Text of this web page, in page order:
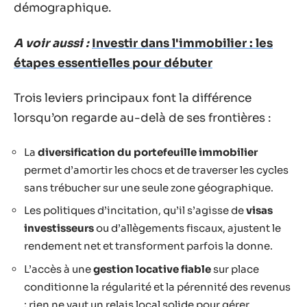
démographique.
A voir aussi : Investir dans l'immobilier : les
étapes essentielles pour débuter
Trois leviers principaux font la différence
lorsqu’on regarde au-delà de ses frontières :
La diversification du portefeuille immobilier
permet d’amortir les chocs et de traverser les cycles
sans trébucher sur une seule zone géographique.
Les politiques d’incitation, qu’il s’agisse devisas
investisseursou d’allègements fiscaux, ajustent le
rendement net et transforment parfois la donne.
L’accès à unegestion locative fiablesur place
conditionne la régularité et la pérennité des revenus
: rien ne vaut un relais local solide pour gérer